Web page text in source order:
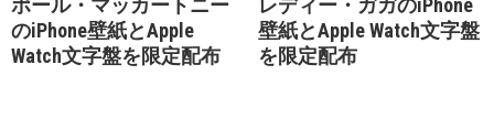
ポール・マッカートニー
のiPhone壁紙とApple
Watch文字盤を限定配布
レディー・ガガのiPhone
壁紙とApple Watch文字盤
を限定配布